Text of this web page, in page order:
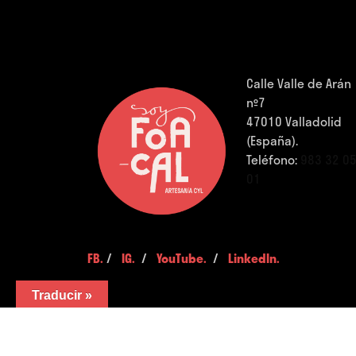
Calle Valle de Arán
nº7
47010 Valladolid
(España).
Teléfono:
FB. /IG. /YouTube. /LinkedIn.
Traducir »